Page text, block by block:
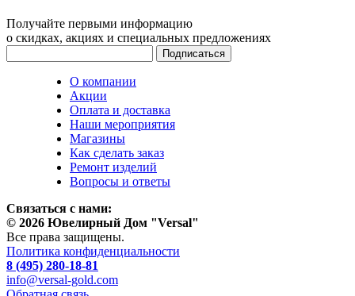
Получайте первыми информацию
о скидках, акциях и специальных предложениях
О компании
Акции
Оплата и доставка
Наши мероприятия
Магазины
Как сделать заказ
Ремонт изделий
Вопросы и ответы
Связаться с нами:
© 2026 Ювелирный Дом "Versal"
Все права защищены.
Политика конфиденциальности
8 (495) 280-18-81
info@versal-gold.com